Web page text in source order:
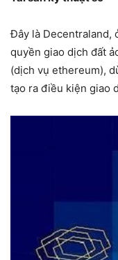
Đây là Decentraland,
quyền giao dịch đất
(dịch vụ ethereum),
tạo ra điều kiện giao